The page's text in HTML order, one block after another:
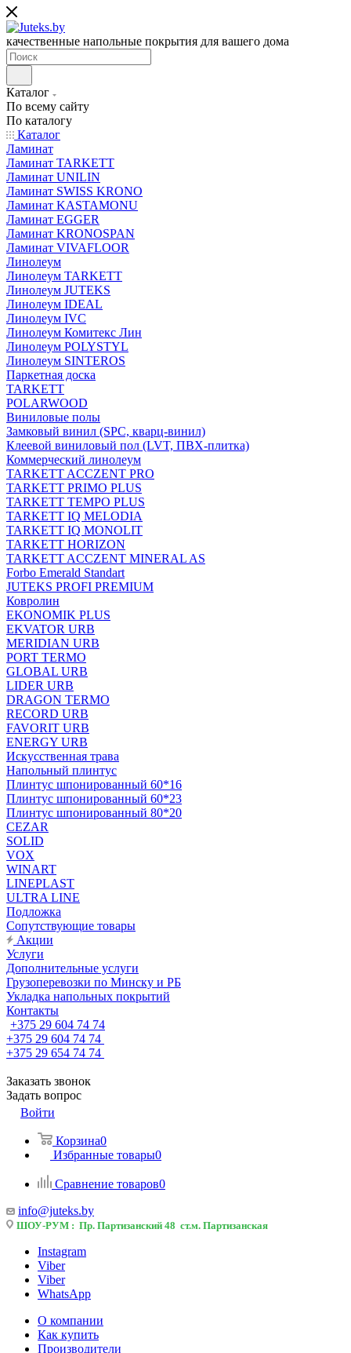
качественные напольные покрытия для вашего дома
Каталог
По всему сайту
По каталогу
Каталог
Ламинат
Ламинат TARKETT
Ламинат UNILIN
Ламинат SWISS KRONO
Ламинат KASTAMONU
Ламинат EGGER
Ламинат KRONOSPAN
Ламинат VIVAFLOOR
Линолеум
Линолеум TARKETT
Линолеум JUTEKS
Линолеум IDEAL
Линолеум IVC
Линолеум Комитекс Лин
Линолеум POLYSTYL
Линолеум SINTEROS
Паркетная доска
TARKETT
POLARWOOD
Виниловые полы
Замковый винил (SPC, кварц-винил)
Клеевой виниловый пол (LVT, ПВХ-плитка)
Коммерческий линолеум
TARKETT ACCZENT PRO
TARKETT PRIMO PLUS
TARKETT TEMPO PLUS
TARKETT IQ MELODIA
TARKETT IQ MONOLIT
TARKETT HORIZON
TARKETT ACCZENT MINERAL AS
Forbo Emerald Standart
JUTEKS PROFI PREMIUM
Ковролин
EKONOMIK PLUS
EKVATOR URB
MERIDIAN URB
PORT TERMO
GLOBAL URB
LIDER URB
DRAGON TERMO
RECORD URB
FAVORIT URB
ENERGY URB
Искусственная трава
Напольный плинтус
Плинтус шпонированный 60*16
Плинтус шпонированный 60*23
Плинтус шпонированный 80*20
CEZAR
SOLID
VOX
WINART
LINEPLAST
ULTRA LINE
Подложка
Сопутствующие товары
Акции
Услуги
Дополнительные услуги
Грузоперевозки по Минску и РБ
Укладка напольных покрытий
Контакты
+375 29 604 74 74
+375 29 604 74 74
+375 29 654 74 74
Заказать звонок
Задать вопрос
Войти
Корзина0
Избранные товары0
Сравнение товаров0
info@juteks.by
ШОУ-РУМ : Пр. Партизанский 48 ст.м. Партизанская
Instagram
Viber
Viber
WhatsApp
О компании
Как купить
Производители